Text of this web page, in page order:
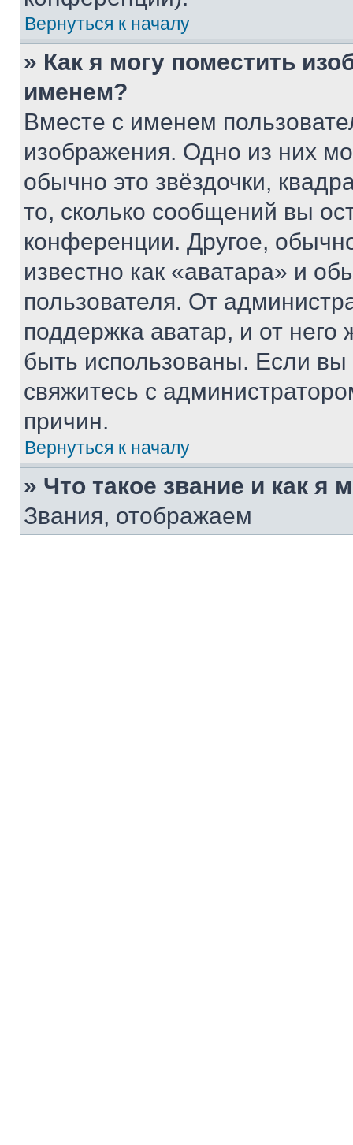
Вернуться к началу
» Как я могу поместить
именем?
Вместе с именем
изображения. Одно из них
обычно это звёздочки,
то, сколько сообщений вы
конференции. Другое,
известно как «аватара» и
пользователя. От
поддержка аватар, и от него
быть использованы. Если
свяжитесь с
причин.
Вернуться к началу
» Что такое звание и как я
Звания, отображаем